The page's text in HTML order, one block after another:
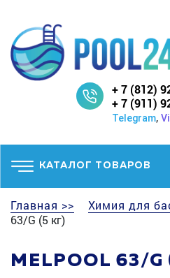
+ 7 (812)
+ 7 (911)
Telegram,
КАТАЛОГ ТОВАРОВ
Главная >> Химия для
63/G (5 кг)
MELPOOL 63/G